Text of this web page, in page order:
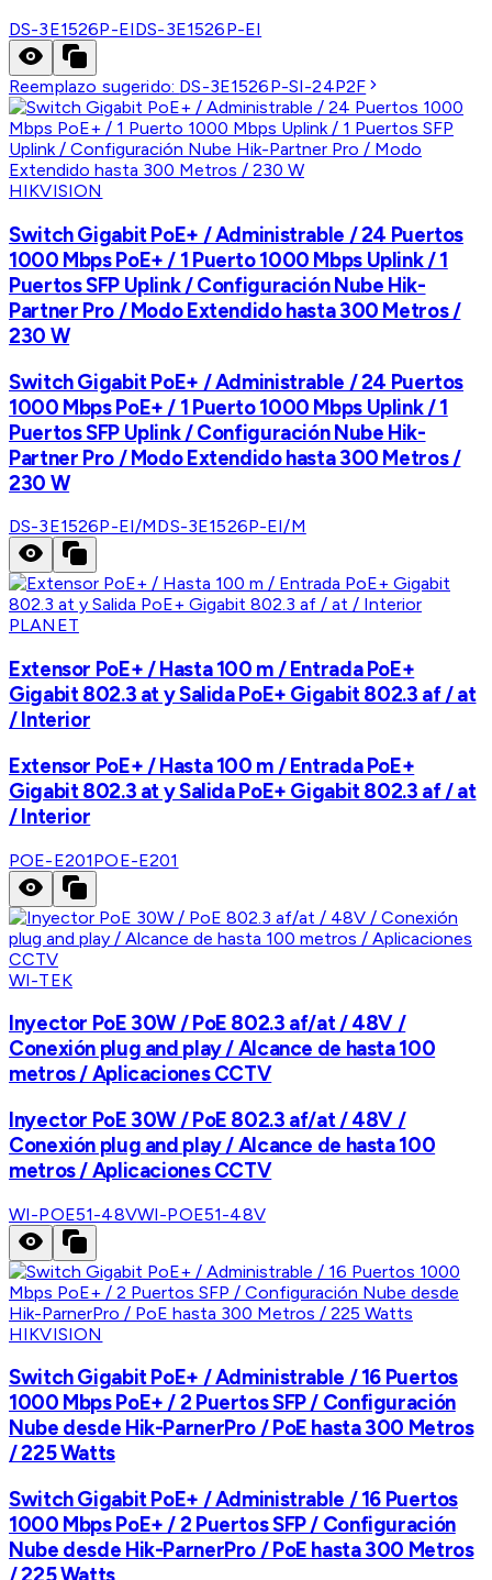
DS-3E1526P-EIDS-3E1526P-EI
Reemplazo sugerido: DS-3E1526P-SI-24P2F
HIKVISION
Switch Gigabit PoE+ / Administrable / 24 Puertos
1000 Mbps PoE+ / 1 Puerto 1000 Mbps Uplink / 1
Puertos SFP Uplink / Configuración Nube Hik-
Partner Pro / Modo Extendido hasta 300 Metros /
230 W
Switch Gigabit PoE+ / Administrable / 24 Puertos
1000 Mbps PoE+ / 1 Puerto 1000 Mbps Uplink / 1
Puertos SFP Uplink / Configuración Nube Hik-
Partner Pro / Modo Extendido hasta 300 Metros /
230 W
DS-3E1526P-EI/MDS-3E1526P-EI/M
PLANET
Extensor PoE+ / Hasta 100 m / Entrada PoE+
Gigabit 802.3 at y Salida PoE+ Gigabit 802.3 af / at
/ Interior
Extensor PoE+ / Hasta 100 m / Entrada PoE+
Gigabit 802.3 at y Salida PoE+ Gigabit 802.3 af / at
/ Interior
POE-E201POE-E201
WI-TEK
Inyector PoE 30W / PoE 802.3 af/at / 48V /
Conexión plug and play / Alcance de hasta 100
metros / Aplicaciones CCTV
Inyector PoE 30W / PoE 802.3 af/at / 48V /
Conexión plug and play / Alcance de hasta 100
metros / Aplicaciones CCTV
WI-POE51-48VWI-POE51-48V
HIKVISION
Switch Gigabit PoE+ / Administrable / 16 Puertos
1000 Mbps PoE+ / 2 Puertos SFP / Configuración
Nube desde Hik-ParnerPro / PoE hasta 300 Metros
/ 225 Watts
Switch Gigabit PoE+ / Administrable / 16 Puertos
1000 Mbps PoE+ / 2 Puertos SFP / Configuración
Nube desde Hik-ParnerPro / PoE hasta 300 Metros